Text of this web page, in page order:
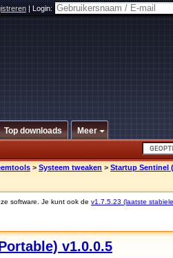
|Login:
Top downloads Meer
> Systeem tweaken > Startup Sentinel
software. Je kunt ook de v1.7.5.23 (laatste
v1.0.0.5